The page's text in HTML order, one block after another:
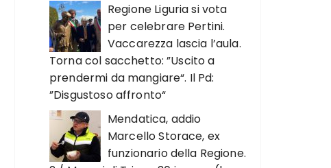
Regione Liguria si vota
per celebrare Pertini.
Vaccarezza lascia l’aula.
Torna col sacchetto: ”Uscito a
prendermi da mangiare“. Il Pd:
”Disgustoso affronto“
Mendatica, addio
Marcello Storace, ex
funzionario della Regione.